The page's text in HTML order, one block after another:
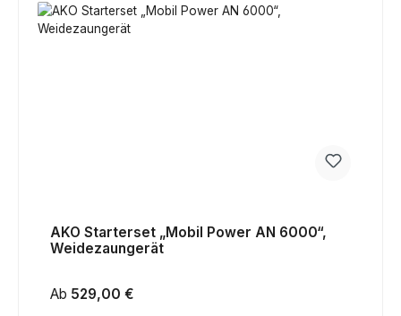
AKO Starterset „Mobil Power AN 6000“,
Weidezaungerät
Regulärer Preis:
Ab 529,00 €